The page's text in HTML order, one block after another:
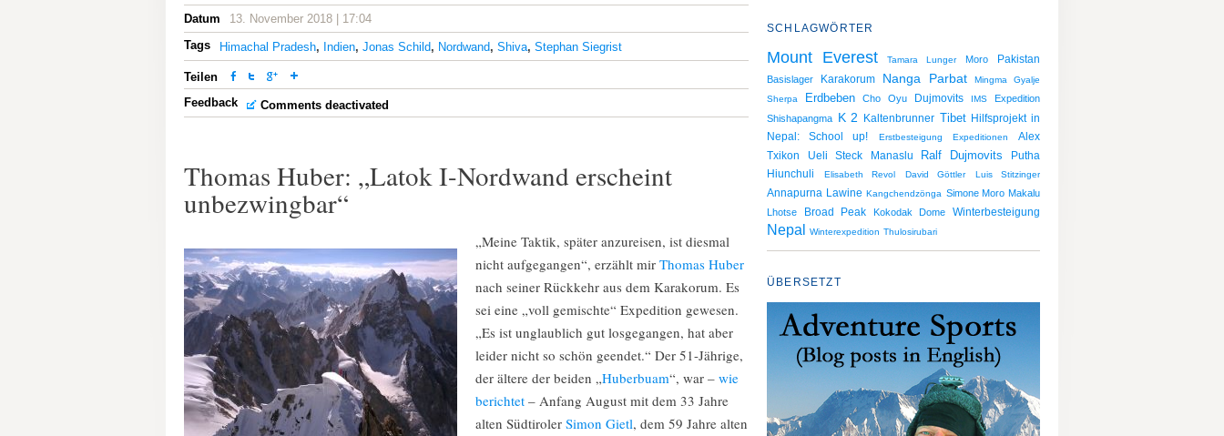
Datum
13. November 2018 | 17:04
Tags
Himachal Pradesh, Indien, Jonas Schild, Nordwand, Shiva, Stephan Siegrist
Teilen
Feedback
Comments deactivated
Thomas Huber: „Latok I-Nordwand erscheint
unbezwingbar“
„Meine Taktik, später anzureisen, ist diesmal
nicht aufgegangen“, erzählt mir Thomas Huber
nach seiner Rückkehr aus dem Karakorum. Es
sei eine „voll gemischte“ Expedition gewesen.
„Es ist unglaublich gut losgegangen, hat aber
leider nicht so schön geendet.“ Der 51-Jährige,
der ältere der beiden „Huberbuam“, war – wie
berichtet – Anfang August mit dem 33 Jahre
alten Südtiroler Simon Gietl, dem 59 Jahre alten
SCHLAGWÖRTER
Mount Everest Tamara Lunger Moro Pakistan
Basislager Karakorum Nanga Parbat
Mingma Gyalje
Sherpa
Erdbeben Cho Oyu Dujmovits IMS
Expedition
Shishapangma K 2 Kaltenbrunner Tibet Hilfsprojekt in
Nepal: School up!
Erstbesteigung Expeditionen
Alex
Txikon
Ueli Steck Manaslu Ralf Dujmovits
Putha
Hiunchuli
Elisabeth Revol David Göttler Luis Stitzinger
Annapurna Lawine Kangchendzönga Simone Moro Makalu
Lhotse
Broad Peak Kokodak Dome Winterbesteigung
Nepal Winterexpedition Thulosirubari
ÜBERSETZT